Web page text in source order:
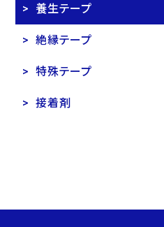
養生テープ
絶縁テープ
特殊テープ
接着剤